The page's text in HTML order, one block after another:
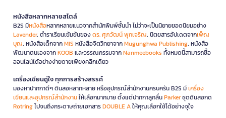
หนังสือหลากหลายสไตล์
B2S มีหนังสือหลากหลายแนวจากสำนักพิมพ์ชั้นนำ ไม่ว่าจะเป็นนิยายยอดนิยมอย่าง
Lavender, ตำราเรียนเข้มข้นของดร. ศุภวัฒน์ พุกเจริญ, นิตยสารอัปเดตจากเพ็ญ
บุญ, หนังสือเด็กจากMIS หนังสือจิตวิทยาจากMugunghwa Publishing, หนังสือ
พัฒนาตนเองจากKOOB และวรรณกรรมจากNanmeebooks ทั้งหมดนี้สามารถซื้อ
ออนไลน์ได้อย่างง่ายดายเพียงคลิกเดียว
เครื่องเขียนคู่ใจ ทุกการสร้างสรรค์
มองหาปากกาดีๆ ดินสอหลากหลาย หรืออุปกรณ์สำนักงานครบครัน B2S มีเครื่อง
เขียนและอุปกรณ์สำนักงานให้เลือกมากมาย ตั้งแต่ปากกาลูกลื่นParkerชุดดินสอกด
Rotringไปจนถึงกระดาษถ่ายเอกสารDOUBLE Aให้คุณเลือกใช้ได้อย่างจุใจ